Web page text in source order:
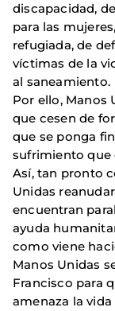
discapacidad,
para las
refugiada, de
víctimas de la
al saneamiento.
Por ello, Manos
que cesen de
que se ponga
sufrimiento que
Así, tan pronto
Unidas
encuentran
ayuda
como viene
Manos Unidas
Francisco para
amenaza la